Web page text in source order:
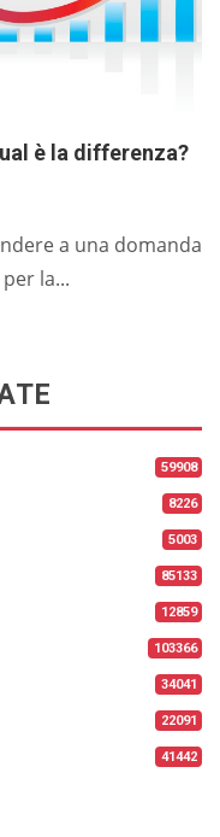
è la differenza?
a una domanda
la...
59908
8226
5003
85133
12859
103366
34041
22091
41442